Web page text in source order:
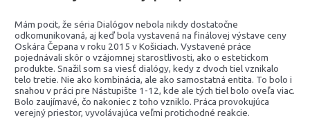
Mám pocit, že séria Dialógov nebola nikdy dostatočne
odkomunikovaná, aj keď bola vystavená na finálovej výstave ceny
Oskára Čepana v roku 2015 v Košiciach. Vystavené práce
pojednávali skôr o vzájomnej starostlivosti, ako o estetickom
produkte. Snažil som sa viesť dialógy, kedy z dvoch tiel vznikalo
telo tretie. Nie ako kombinácia, ale ako samostatná entita. To bolo i
snahou v práci pre Nástupište 1-12, kde ale tých tiel bolo oveľa viac.
Bolo zaujímavé, čo nakoniec z toho vzniklo. Práca provokujúca
verejný priestor, vyvolávajúca veľmi protichodné reakcie.